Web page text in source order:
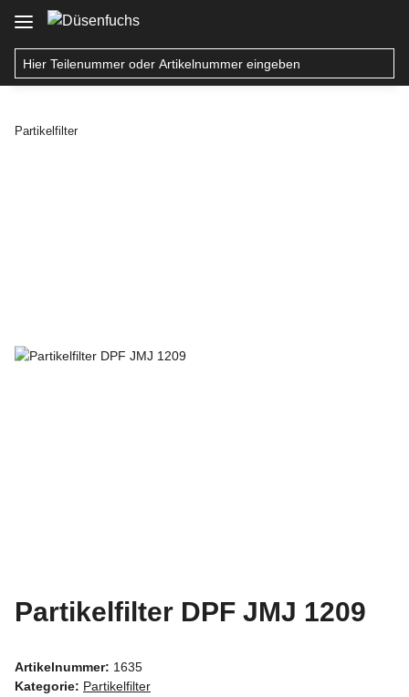
Partikelfilter
Partikelfilter DPF JMJ 1209
Artikelnummer: 1635
Kategorie: Partikelfilter